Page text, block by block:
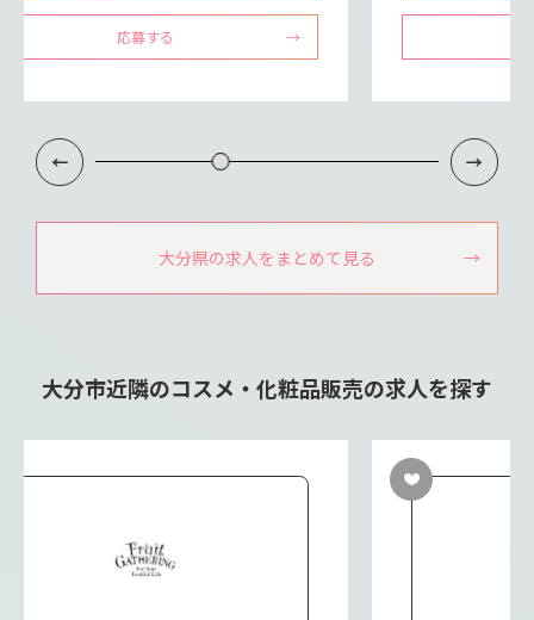
応募する
大分県の求人をまとめて見る
大分市近隣のコスメ・化粧品販売の求人を探す